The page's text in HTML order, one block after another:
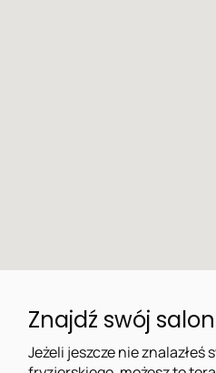
Znajdź swój salon
Jeżeli jeszcze nie znalazłeś